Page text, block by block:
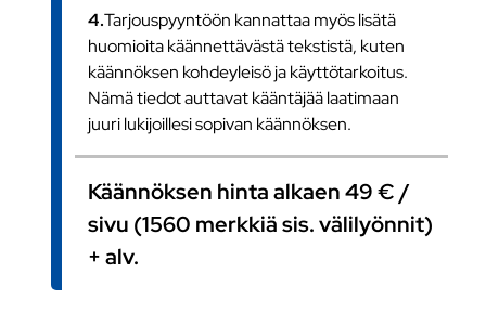
4.Tarjouspyyntöön kannattaa myös lisätä
huomioita käännettävästä tekstistä, kuten
käännöksen kohdeyleisö ja käyttötarkoitus.
Nämä tiedot auttavat kääntäjää laatimaan
juuri lukijoillesi sopivan käännöksen.
Käännöksen hinta alkaen 49 € /
sivu (1560 merkkiä sis. välilyönnit)
+ alv.